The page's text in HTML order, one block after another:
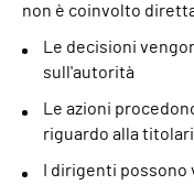
non è coinvolto
Le decisioni
sull'autorità
Le azioni
riguardo alla
I dirigenti